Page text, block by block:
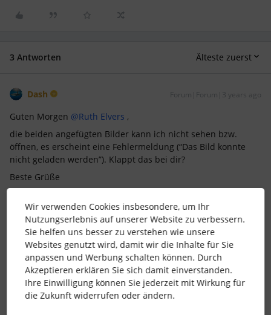
3 Antworten Älteste zuerst
Dash Forum|Forum|3 years ago
Guten Morgen @Ruth Elvers ,
die beiden angefügten Bilder kann ich nicht sehen bzw.
öffnen, es erscheint eine Fehlermeldung (“Das Bild konnte
nicht geladen werden”). Klappt das bei dir?
Beste Grüße
Gerne können wir uns auf LinkedIn vernetzten:
https://www.linkedin.com/in/hmk-personal-ds
1 Personen gefällt dies
Wir verwenden Cookies insbesondere, um Ihr
Nutzungserlebnis auf unserer Website zu verbessern.
Sie helfen uns besser zu verstehen wie unsere
Websites genutzt wird, damit wir die Inhalte für Sie
anpassen und Werbung schalten können. Durch
Akzeptieren erklären Sie sich damit einverstanden.
Ihre Einwilligung können Sie jederzeit mit Wirkung für
die Zukunft widerrufen oder ändern.